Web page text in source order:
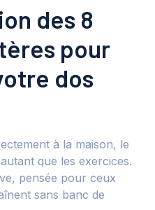
des 8
pour
dos
à la maison, le
que les exercices.
pensée pour ceux
sans banc de